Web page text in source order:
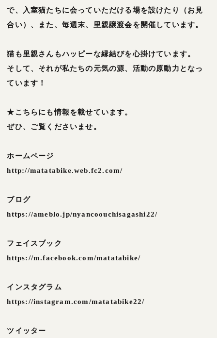
で、入室猫たちに会っていただける場を設けたり（お見
合い）、また、毎週末、里親譲渡会を開催しています。
猫も里親さんもハッピーな縁結びを心掛けています。
そして、それが私たちの元気の源、活動の原動力となっ
ています！
★こちらにも情報を載せています。
ぜひ、ご覧くださいませ。
ホームページ
http://matatabike.web.fc2.com/
ブログ
https://ameblo.jp/nyancoouchisagashi22/
フェイスブック
https://m.facebook.com/matatabike/
インスタグラム
https://instagram.com/matatabike22/
ツイッター